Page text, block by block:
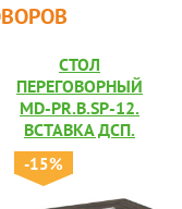
СТОЛ
ПЕРЕГОВОРНЫЙ
MD-PR.B.SP-12.
ВСТАВКА ДСП.
-15%